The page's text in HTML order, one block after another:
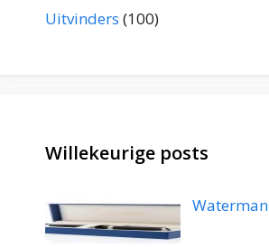
Uitvinders (100)
Willekeurige posts
Waterman